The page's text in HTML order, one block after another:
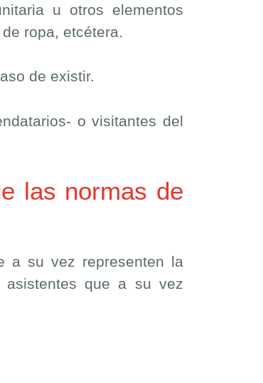
u otros elementos
ropa, etcétera.
de existir.
o visitantes del
las normas de
a su vez representen la
asistentes que a su vez